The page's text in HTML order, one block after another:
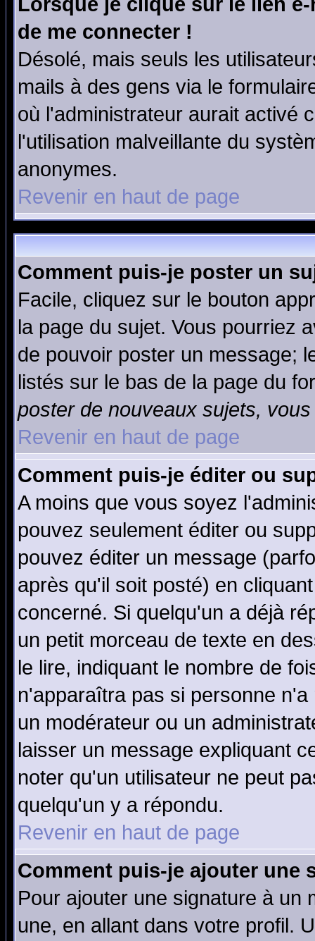
de me connecter !
Désolé, mais seuls les
mails à des gens via le
où l'administrateur aurait activé
l'utilisation malveillante du
anonymes.
Revenir en haut de page
Comment puis-je poster un
Facile, cliquez sur le bouton
la page du sujet. Vous pourriez
de pouvoir poster un message;
listés sur le bas de la page du
poster de nouveaux sujets,
Revenir en haut de page
Comment puis-je éditer ou
A moins que vous soyez
pouvez seulement éditer ou
pouvez éditer un message
après qu'il soit posté) en
concerné. Si quelqu'un a déjà
un petit morceau de texte en
le lire, indiquant le nombre de
n'apparaîtra pas si personne
un modérateur ou un
laisser un message expliquant
noter qu'un utilisateur ne peut
quelqu'un y a répondu.
Revenir en haut de page
Comment puis-je ajouter une
Pour ajouter une signature à un
une, en allant dans votre profil.